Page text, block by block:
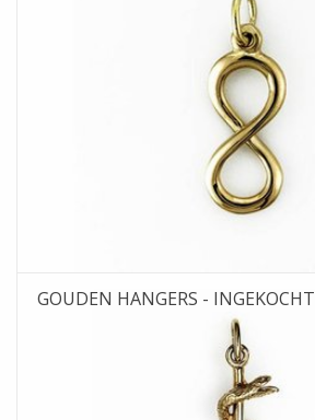
GOUDEN HANGERS - INGEKOCHT